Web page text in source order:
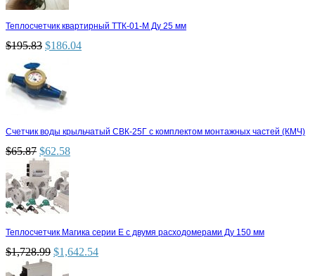
Теплосчетчик квартирный ТТК-01-М Ду 25 мм
$195.83 $186.04
Счетчик воды крыльчатый СВК-25Г с комплектом монтажных частей (КМЧ)
$65.87 $62.58
Теплосчетчик Магика серии Е с двумя расходомерами Ду 150 мм
$1,728.99 $1,642.54